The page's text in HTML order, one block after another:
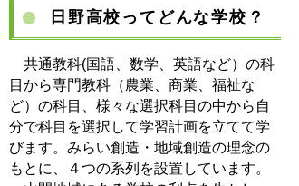
日野高校ってどんな学校？
共通教科(国語、数学、英語など）の科
目から専門教科（農業、商業、福祉な
ど）の科目、様々な選択科目の中から自
分で科目を選択して学習計画を立てて学
びます。みらい創造・地域創造の理念の
もとに、４つの系列を設置しています。